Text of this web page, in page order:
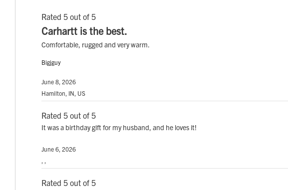
Rated 5 out of 5
Carhartt is the best.
Comfortable, rugged and very warm.
Bigjguy
June 8, 2026
Hamilton, IN, US
Rated 5 out of 5
It was a birthday gift for my husband, and he loves it!
June 6, 2026
, ,
Rated 5 out of 5